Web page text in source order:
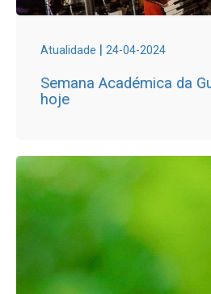
Atualidade | 24-04-2024
Semana Académica da
hoje